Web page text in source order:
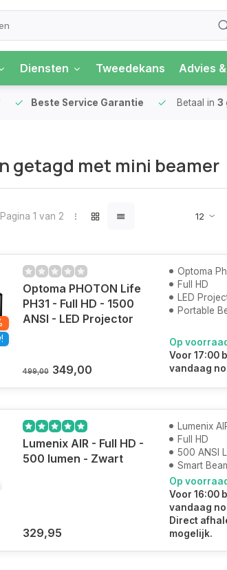
Diensten Tweedekans Advies
Beste Service Garantie Betaal in 3
getagd met mini beamer
Pagina 1 van 2
Optoma PHOTON Life
PH31 - Full HD - 1500
ANSI - LED Projector
499,00 349,00
Optoma
Full HD
LED
Portable
Op
Voor 17:00
vandaag
Lumenix AIR - Full HD -
500 lumen - Zwart
329,95
Lumenix
Full HD
500 ANSI
Smart
Op
Voor 16:00
vandaag
Direct
mogelijk.